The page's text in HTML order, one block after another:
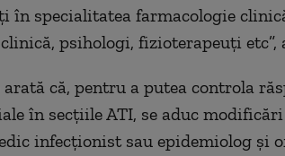
în specialitatea farmacologie
psihologi, fizioterapeuţi
arată că, pentru a putea controla
în secţiile ATI, se aduc
infecţionist sau epidemiolog şi